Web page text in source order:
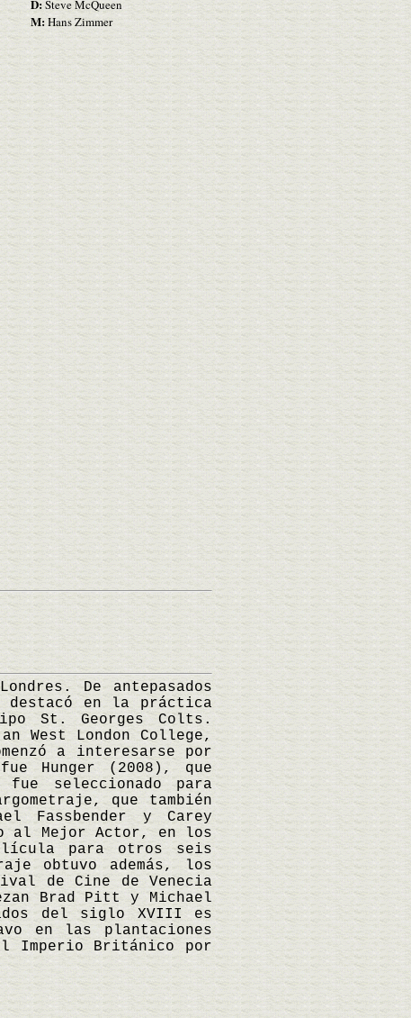
D:Steve McQueen
M:Hans Zimmer
De antepasados
destacó en la práctica
St. Georges Colts.
West London College,
a interesarse por
Hunger (2008), que
seleccionado para
que también
Fassbender y Carey
al Mejor Actor, en los
para otros seis
obtuvo además, los
de Cine de Venecia
Brad Pitt y Michael
del siglo XVIII es
en las plantaciones
Imperio Británico por